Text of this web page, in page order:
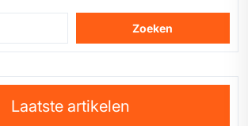
Zoeken
Laatste artikelen